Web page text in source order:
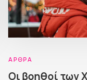
ΆΡΘΡΑ
Οι βοηθοί των